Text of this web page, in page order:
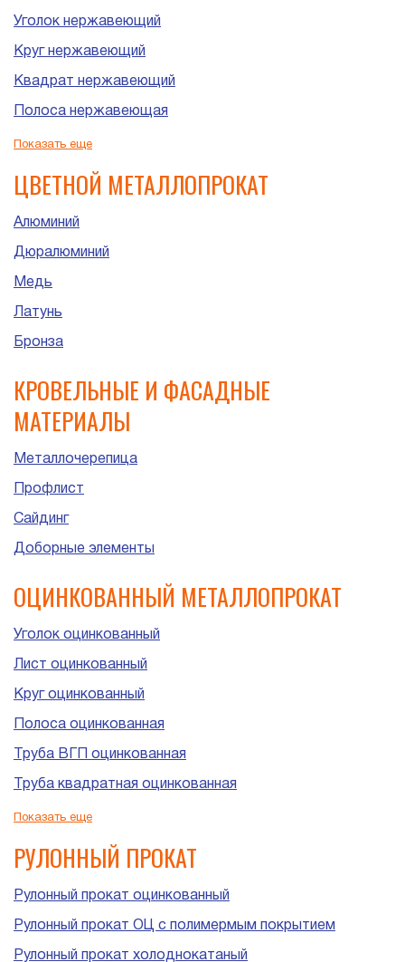
Уголок нержавеющий
Круг нержавеющий
Квадрат нержавеющий
Полоса нержавеющая
Шестигранник нержавеющий
Показать еще
ЦВЕТНОЙ МЕТАЛЛОПРОКАТ
Алюминий
Дюралюминий
Медь
Латунь
Бронза
КРОВЕЛЬНЫЕ И ФАСАДНЫЕ
МАТЕРИАЛЫ
Металлочерепица
Профлист
Сайдинг
Доборные элементы
ОЦИНКОВАННЫЙ МЕТАЛЛОПРОКАТ
Уголок оцинкованный
Лист оцинкованный
Круг оцинкованный
Полоса оцинкованная
Труба ВГП оцинкованная
Труба квадратная оцинкованная
Труба прямоугольная оцинкованная
Труба ЭСВ оцинкованная
Показать еще
РУЛОННЫЙ ПРОКАТ
Рулонный прокат оцинкованный
Рулонный прокат ОЦ с полимермым покрытием
Рулонный прокат холоднокатаный